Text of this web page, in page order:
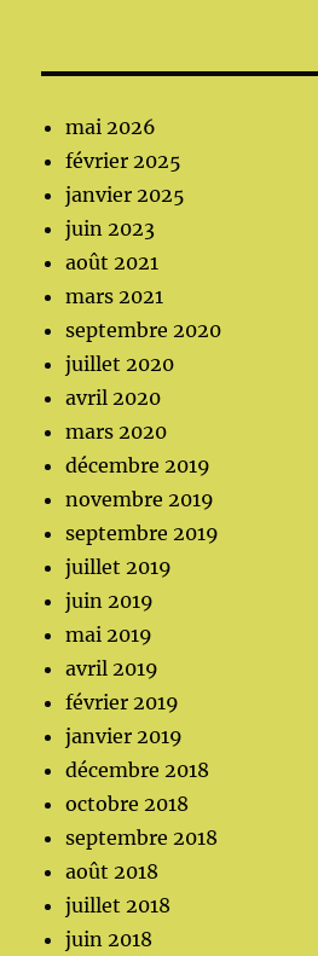
mai 2026
février 2025
janvier 2025
juin 2023
août 2021
mars 2021
septembre 2020
juillet 2020
avril 2020
mars 2020
décembre 2019
novembre 2019
septembre 2019
juillet 2019
juin 2019
mai 2019
avril 2019
février 2019
janvier 2019
décembre 2018
octobre 2018
septembre 2018
août 2018
juillet 2018
juin 2018